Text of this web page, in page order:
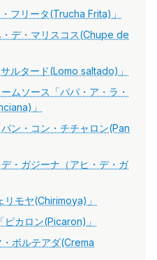
フリータ(Trucha Frita)」
デ・マリスコス(Chupe de
ルタード(Lomo saltado)」
ムソース「パパ・ア・ラ・
」
ン・コン・チチャロン(Pan
・ガジーナ（アヒ・デ・ガ
モヤ(Chirimoya)」
カロン(Picaron)」
ボルテアダ(Crema